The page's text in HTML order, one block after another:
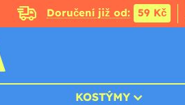
Doručení již od: 59 Kč
KOSTÝMY